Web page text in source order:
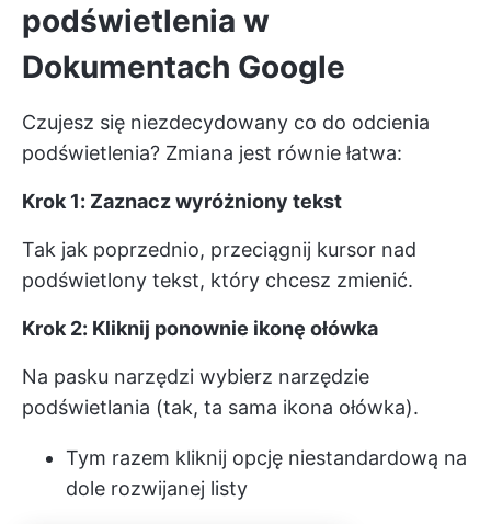
podświetlenia w
Dokumentach Google
Czujesz się niezdecydowany co do odcienia
podświetlenia? Zmiana jest równie łatwa:
Krok 1: Zaznacz wyróżniony tekst
Tak jak poprzednio, przeciągnij kursor nad
podświetlony tekst, który chcesz zmienić.
Krok 2: Kliknij ponownie ikonę ołówka
Na pasku narzędzi wybierz narzędzie
podświetlania (tak, ta sama ikona ołówka).
Tym razem kliknij opcję niestandardową na
dole rozwijanej listy